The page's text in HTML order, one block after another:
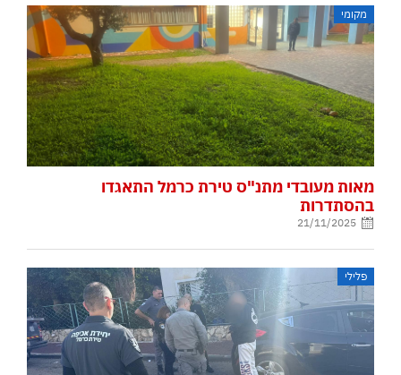
מקומי
מאות מעובדי מתנ"ס טירת כרמל התאגדו
בהסתדרות
21/11/2025
פלילי